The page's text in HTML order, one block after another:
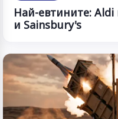
Най-евтините: Aldi
и Sainsbury's